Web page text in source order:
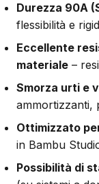
Durezza 90A
flessibilità e
Eccellente
materiale –
Smorza urti e
ammortizzanti,
Ottimizzato
in Bambu
Possibilità di